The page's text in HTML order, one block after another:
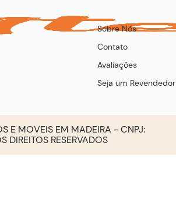
Sobre Nós
Contato
Avaliações
Seja um Revendedor
E MOVEIS EM MADEIRA - CNPJ:
RESERVADOS